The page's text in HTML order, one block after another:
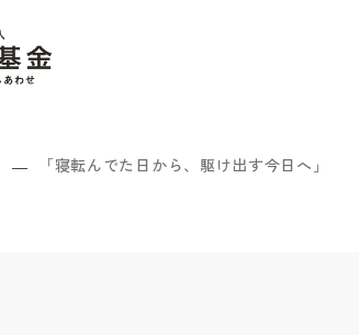
「寝転んでた日から、駆け出す今日へ」